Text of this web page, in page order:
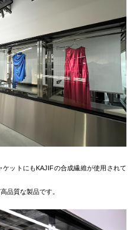
ットにもKAJIFの合成繊維が使用されて
品質な製品です。